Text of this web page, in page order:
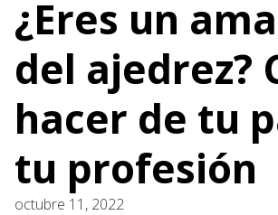
¿Eres un
del ajedrez?
hacer de tu
tu profesión
octubre 11, 2022